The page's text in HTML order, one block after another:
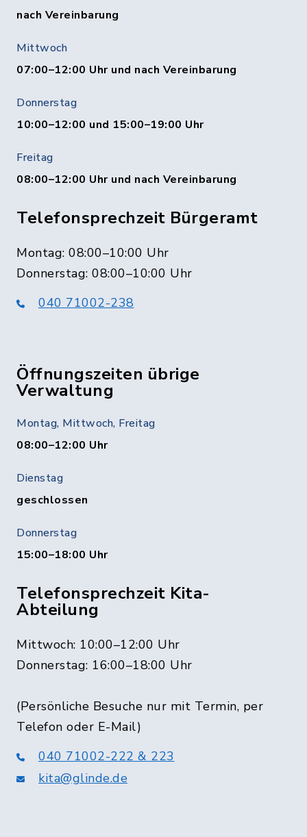
nach Vereinbarung
Mittwoch
07:00–12:00 Uhr und nach Vereinbarung
Donnerstag
10:00–12:00 und 15:00–19:00 Uhr
Freitag
08:00–12:00 Uhr und nach Vereinbarung
Telefonsprechzeit Bürgeramt
Montag: 08:00–10:00 Uhr
Donnerstag: 08:00–10:00 Uhr
040 71002-238
Öffnungszeiten übrige
Verwaltung
Montag, Mittwoch, Freitag
08:00–12:00 Uhr
Dienstag
geschlossen
Donnerstag
15:00–18:00 Uhr
Telefonsprechzeit Kita-
Abteilung
Mittwoch: 10:00–12:00 Uhr
Donnerstag: 16:00–18:00 Uhr
(Persönliche Besuche nur mit Termin, per
Telefon oder E-Mail)
040 71002-222 & 223
kita@glinde.de